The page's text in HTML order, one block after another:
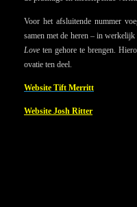
Voor het afsluitende nummer
samen met de heren – in
Love ten gehore te brengen.
ovatie ten deel.
Website Tift Merritt
Website Josh Ritter